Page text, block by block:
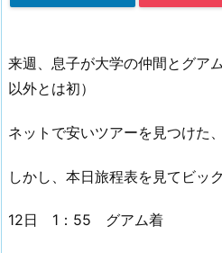
来週、息子が大学の仲間とグア
以外とは初）
ネットで安いツアーを見つけた
しかし、本日旅程表を見てビッ
12日 1：55 グアム着